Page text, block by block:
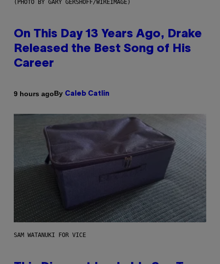
(PHOTO BY GARY GERSHOFF/WIREIMAGE)
On This Day 13 Years Ago, Drake
Released the Best Song of His
Career
9 hours agoBy Caleb Catlin
SAM WATANUKI FOR VICE